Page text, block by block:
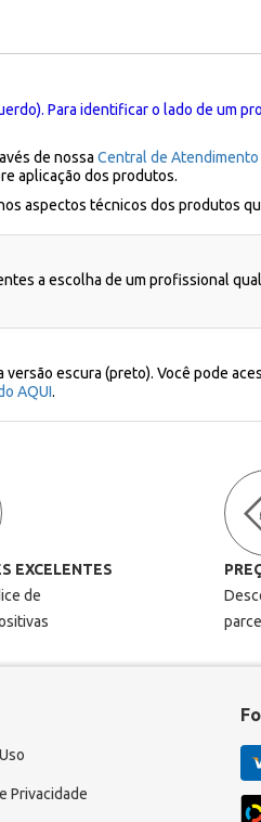
Para identificar o lado de um
de nossa Central de Atendimento
aplicação dos produtos.
aspectos técnicos dos produtos
a escolha de um profissional
escura (preto). Você pode
AQUI.
EXCELENTES
de
Privacidade